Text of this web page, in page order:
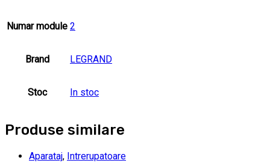
Numar module 2
Brand LEGRAND
Stoc In stoc
Produse similare
Aparataj, Intrerupatoare